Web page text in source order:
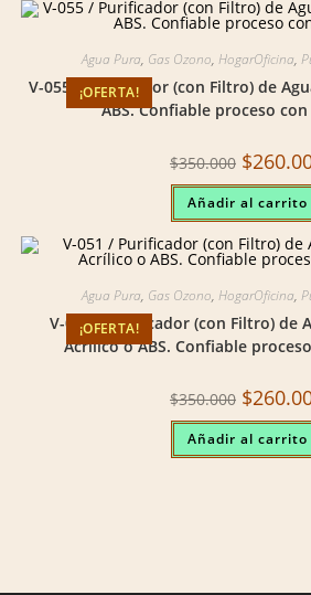
¡OFERTA!
Agua Pura, Gas Ozono, HogarOficina,
V-055 / Purificador (con Filtro) de
ABS. Confiable proceso con
$350.000 Original
price
was:
$350.000.
$
Añadir al carrito
¡OFERTA!
Agua Pura, Gas Ozono, HogarOficina,
V-051 / Purificador (con Filtro) de
Acrílico o ABS. Confiable
$350.000 Original
price
was:
$350.000.
$
Añadir al carrito